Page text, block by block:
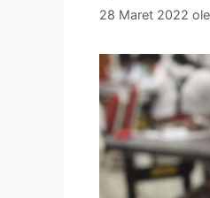
28 Maret 2022